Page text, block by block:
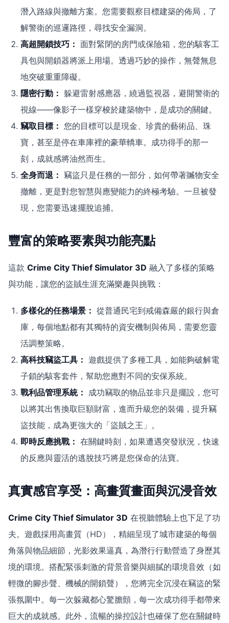
潛入路線與撤離方案。您需要觀察目標建築的佈局，了
解警衛的巡邏路徑，尋找安全漏洞。
高超開鎖技巧： 面對緊閉的房門或保險箱，您的駭客工
具包與開鎖器將派上用場。透過巧妙的操作，無聲無息
地突破重重障礙。
隱密行動： 躲避雷射感應器，繞過監視器，避開警衛的
視線——像影子一樣穿梭於建築物中，是成功的關鍵。
竊取目標： 您的目標可以是現金、珍貴的藝術品、珠
寶，甚至是停在車庫裡的豪華轎車。成功得手的那一
刻，成就感將油然而生。
全身而退： 竊盜只是任務的一部分，如何帶著贓物安全
撤離，更是對您智慧與應變能力的終極考驗。一旦被發
現，您需要迅速擺脫追捕。
豐富的策略要素與功能亮點
這款 Crime City Thief Simulator 3D 融入了多樣的策略
與功能，讓您的盜賊生涯充滿樂趣與挑戰：
多樣化的任務場景： 從普通民宅到戒備森嚴的銀行與倉
庫，每個地點都有其獨特的資安機制與佈局，需要您靈
活調整策略。
高科技竊盜工具： 遊戲提供了多種工具，如能夠破解電
子鎖的駭客套件，幫助您應對不同的安保系統。
戰利品管理系統： 成功竊取的物品並非只是擺設，您可
以將其出售換取巨額財富，進而升級您的裝備，提升竊
盜技能，成為更強大的「盜賊之王」。
即時反應挑戰： 在關鍵時刻，如果遭遇突發狀況，快速
的反應與靈活的逃脫技巧將是您保命的法寶。
真實感官享受：高畫質畫面與沉浸音效
Crime City Thief Simulator 3D 在視聽體驗上也下足了功
夫。遊戲採用高畫質（HD），精細呈現了城市建築的每個
角落與物品細節，光影效果逼真，為潛行行動營造了身歷其
境的環境。搭配緊張刺激的背景音樂與細膩的環境音效（如
輕微的腳步聲、機械的開鎖聲），您將完全沉浸在竊盜的緊
張氛圍中。每一次躲藏都心驚膽顫，每一次成功得手都帶來
巨大的成就感。此外，流暢的操控設計也確保了您在關鍵時